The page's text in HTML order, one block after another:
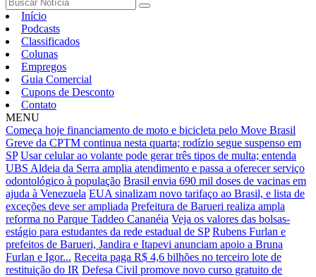
Início
Podcasts
Classificados
Colunas
Empregos
Guia Comercial
Cupons de Desconto
Contato
MENU
Começa hoje financiamento de moto e bicicleta pelo Move Brasil
Greve da CPTM continua nesta quarta; rodízio segue suspenso em
SP Usar celular ao volante pode gerar três tipos de multa; entenda
UBS Aldeia da Serra amplia atendimento e passa a oferecer serviço
odontológico à população Brasil envia 690 mil doses de vacinas em
ajuda à Venezuela EUA sinalizam novo tarifaço ao Brasil, e lista de
exceções deve ser ampliada Prefeitura de Barueri realiza ampla
reforma no Parque Taddeo Cananéia Veja os valores das bolsas-
estágio para estudantes da rede estadual de SP Rubens Furlan e
prefeitos de Barueri, Jandira e Itapevi anunciam apoio a Bruna
Furlan e Igor... Receita paga R$ 4,6 bilhões no terceiro lote de
restituição do IR Defesa Civil promove novo curso gratuito de